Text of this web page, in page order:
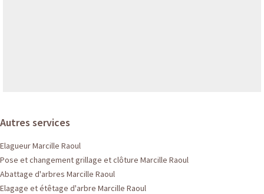
Autres services
Elagueur Marcille Raoul
Pose et changement grillage et clôture Marcille Raoul
Abattage d'arbres Marcille Raoul
Elagage et étêtage d'arbre Marcille Raoul